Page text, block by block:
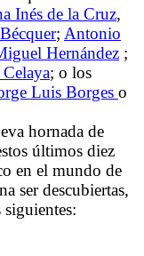
Inés de la Cruz,
; Antonio
Hernández ;
; o los
Luis Borges o
hornada de
últimos diez
en el mundo de
ser descubiertas,